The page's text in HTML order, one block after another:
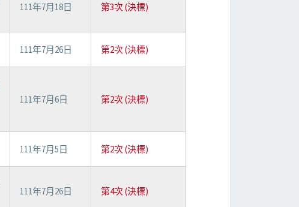
111年7月18日 第3次 (決標)
111年7月26日 第2次 (決標)
111年7月6日 第2次 (決標)
111年7月5日 第2次 (決標)
111年7月26日 第4次 (決標)